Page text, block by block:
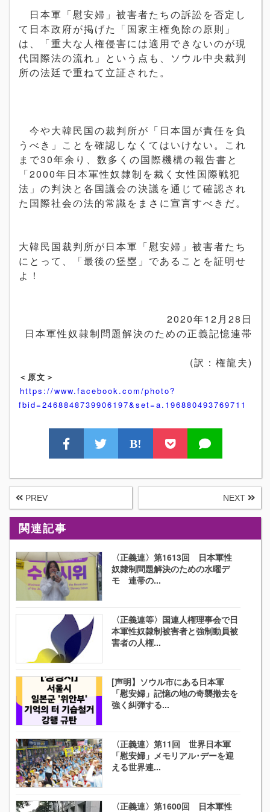
日本軍「慰安婦」被害者たちの訴訟を否定し
て日本政府が掲げた「国家主権免除の原則」
は、「重大な人権侵害には適用できないのが現
代国際法の流れ」という点も、ソウル中央裁判
所の法廷で重ねて立証された。
今や大韓民国の裁判所が「日本国が責任を負
うべき」ことを確認しなくてはいけない。これ
まで30年余り、数多くの国際機構の報告書と
「2000年日本軍性奴隷制を裁く女性国際戦犯
法」の判決と各国議会の決議を通じて確認され
た国際社会の法的常識をまさに宣言すべきだ。
大韓民国裁判所が日本軍「慰安婦」被害者たち
にとって、「最後の堡塁」であることを証明せ
よ！
2020年12月 28 日
日本軍性奴隷制問題解決のための正義記憶連帯
(訳：権龍夫)
＜原文＞
https://www.facebook.com/photo?
fbid=2468848739906197&set=a.196880493769711
B!
PREV NEXT
関連記事
〈正義連〉第1613回 日本軍性
奴隷制問題解決のための水曜デ
モ 連帯の...
〈正義連等〉国連人権理事会で日
本軍性奴隷制被害者と強制動員被
害者の人権...
[声明】ソウル市にある日本軍
「慰安婦」記憶の地の奇襲撤去を
強く糾弾する...
〈正義連〉第11回 世界日本軍
「慰安婦」メモリアル･デーを迎
える世界連...
〈正義連〉第1600回 日本軍性